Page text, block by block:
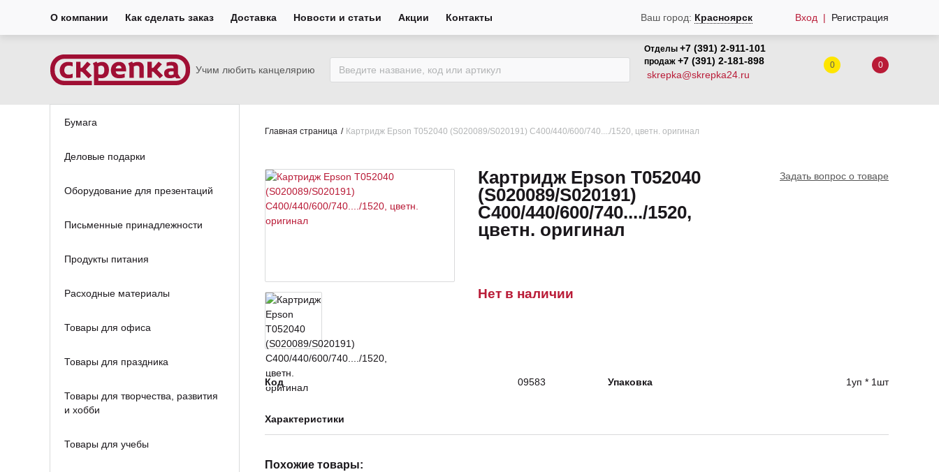
О компании Как сделать заказ Доставка Новости и статьи Акции Контакты Ваш город: Красноярск Вход Регистрация
Учим любить канцелярию
Отделы +7 (391) 2-911-101
продаж +7 (391) 2-181-898
skrepka@skrepka24.ru
0 0
Бумага
Деловые подарки
Оборудование для презентаций
Письменные принадлежности
Продукты питания
Расходные материалы
Товары для офиса
Товары для праздника
Товары для творчества, развития
и хобби
Товары для учебы
Главная страница Картридж Epson Т052040 (S020089/S020191) C400/440/600/740..../1520, цветн. оригинал
Картридж Epson Т052040
(S020089/S020191)
C400/440/600/740..../1520,
цветн. оригинал
Задать вопрос о товаре
Нет в наличии
Код 09583 Упаковка 1уп * 1шт
Характеристики
Похожие товары: